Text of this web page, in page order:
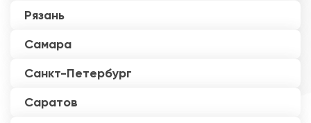
Рязань
Самара
Санкт-Петербург
Саратов